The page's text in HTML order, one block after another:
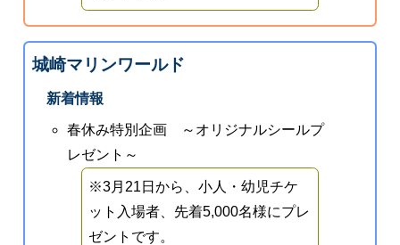
城崎マリンワールド
新着情報
春休み特別企画 ～オリジナルシールプ
レゼント～
※3月21日から、小人・幼児チケ
ット入場者、先着5,000名様にプレ
ゼントです。